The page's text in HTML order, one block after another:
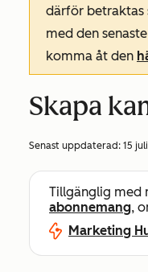
därför betraktas
med den
komma åt den
Skapa
Senast uppdaterad: 15
Tillgänglig med
abonnemang,
Marketing